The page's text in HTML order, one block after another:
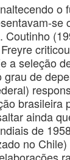
o
se
Coutinho
a seleção
de
brasileira
ainda
de
no